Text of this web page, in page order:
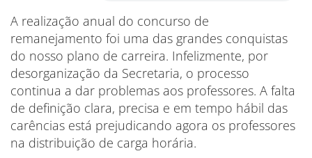
A realização anual do concurso de
remanejamento foi uma das grandes conquistas
do nosso plano de carreira. Infelizmente, por
desorganização da Secretaria, o processo
continua a dar problemas aos professores. A falta
de definição clara, precisa e em tempo hábil das
carências está prejudicando agora os professores
na distribuição de carga horária.